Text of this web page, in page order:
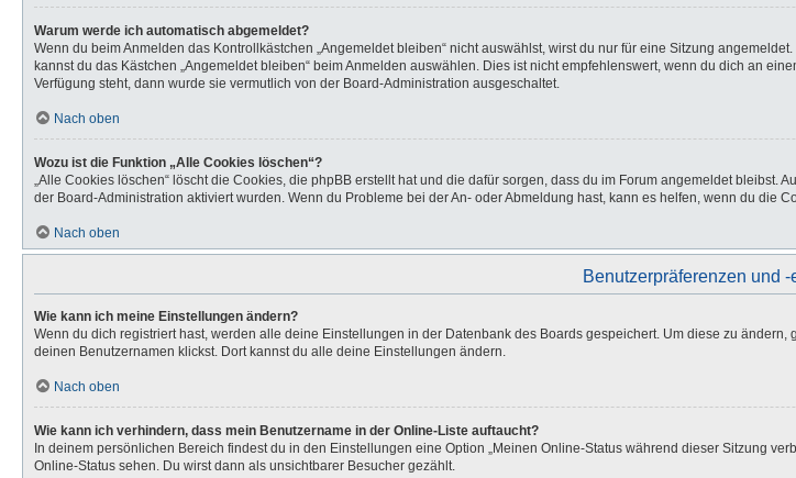
Warum werde ich automatisch abgemeldet?
Wenn du beim Anmelden das Kontrollkästchen „Angemeldet bleiben“ nicht auswählst, wirst du nur für eine Sitzung
kannst du das Kästchen „Angemeldet bleiben“ beim Anmelden auswählen. Dies ist nicht empfehlenswert, wenn du dich an
Verfügung steht, dann wurde sie vermutlich von der Board-Administration ausgeschaltet.
Nach oben
Wozu ist die Funktion „Alle Cookies löschen“?
„Alle Cookies löschen“ löscht die Cookies, die phpBB erstellt hat und die dafür sorgen, dass du im Forum angemeldet
der Board-Administration aktiviert wurden. Wenn du Probleme bei der An- oder Abmeldung hast, kann es helfen, wenn du die
Nach oben
Benutzerpräferenzen und
Wie kann ich meine Einstellungen ändern?
Wenn du dich registriert hast, werden alle deine Einstellungen in der Datenbank des Boards gespeichert. Um diese zu
deinen Benutzernamen klickst. Dort kannst du alle deine Einstellungen ändern.
Nach oben
Wie kann ich verhindern, dass mein Benutzername in der Online-Liste auftaucht?
In deinem persönlichen Bereich findest du in den Einstellungen eine Option „Meinen Online-Status während dieser Sitzung
Online-Status sehen. Du wirst dann als unsichtbarer Besucher gezählt.